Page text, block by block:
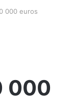
000 euros
000